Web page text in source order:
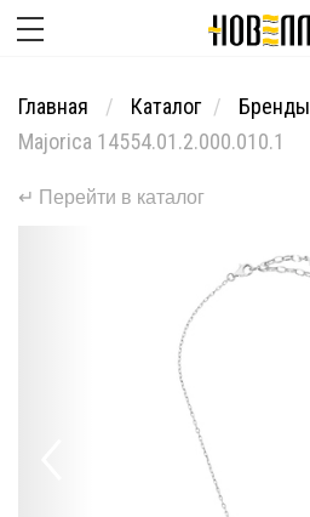
Главная Каталог Бренды
Majorica 14554.01.2.000.010.1
↵ Перейти в каталог